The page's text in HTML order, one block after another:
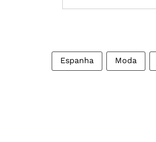
Espanha Moda